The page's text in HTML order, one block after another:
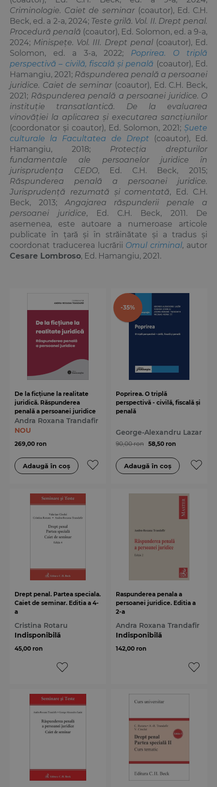
Criminologie. Caiet de seminar (coautor), Ed. C.H.
Beck, ed. a 2-a, 2024; Teste grilă. Vol. II. Drept penal.
Procedură penală (coautor), Ed. Solomon, ed. a 9-a,
2024; Minispețe. Vol. III. Drept penal(coautor), Ed.
Solomon, ed. a 3-a, 2022; Poprirea. O triplă
perspectivă – civilă, fiscală și penală (coautor), Ed.
Hamangiu, 2021; Răspunderea penală a persoanei
juridice. Caiet de seminar(coautor), Ed. C.H. Beck,
2021; Răspunderea penală a persoanei juridice. O
instituție transatlantică. De la evaluarea
vinovăției la aplicarea și executarea sancțiunilor
(coordonator și coautor), Ed. Solomon, 2021; Șuete
culturale la Facultatea de Drept
(coautor), Ed.
Hamangiu, 2018; Protecția drepturilor
fundamentale ale persoanelor juridice în
jurisprudența CEDO, Ed. C.H. Beck, 2015;
Răspunderea penală a persoanei juridice.
Jurisprudență rezumată și comentată, Ed. C.H.
Beck, 2013;Angajarea răspunderii penale a
persoanei juridice, Ed. C.H. Beck, 2011. De
asemenea, este autoare a numeroase articole
publicate în țară și în străinătate și a tradus și
coordonat traducerea lucrării Omul criminal, autor
Cesare Lombroso, Ed. Hamangiu, 2021.
De la ficțiune la realitate
juridică. Răspunderea
penală a persoanei juridice
Andra Roxana Trandafir
NOU
269,00 ron
-35%
Poprirea. O triplă
perspectivă - civilă, fiscală și
penală
George-Alexandru Lazar
90,00 ron 58,50 ron
Drept penal. Partea speciala.
Caiet de seminar. Editia a 4-
a
Cristina Rotaru
Indisponibilă
45,00 ron
Raspunderea penala a
persoanei juridice. Editia a
2-a
Andra Roxana Trandafir
Indisponibilă
142,00 ron